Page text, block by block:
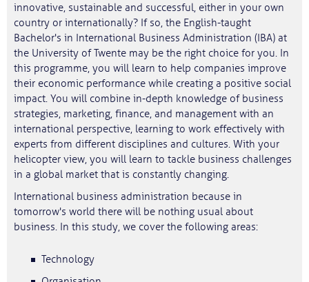
innovative, sustainable and successful, either in your own
country or internationally? If so, the English-taught
Bachelor's in International Business Administration (IBA) at
the University of Twente may be the right choice for you. In
this programme, you will learn to help companies improve
their economic performance while creating a positive social
impact. You will combine in-depth knowledge of business
strategies, marketing, finance, and management with an
international perspective, learning to work effectively with
experts from different disciplines and cultures. With your
helicopter view, you will learn to tackle business challenges
in a global market that is constantly changing.
International business administration because in
tomorrow's world there will be nothing usual about
business. In this study, we cover the following areas:
Technology